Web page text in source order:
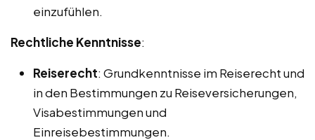
einzufühlen.
Rechtliche Kenntnisse:
Reiserecht: Grundkenntnisse im Reiserecht und
in den Bestimmungen zu Reiseversicherungen,
Visabestimmungen und
Einreisebestimmungen.